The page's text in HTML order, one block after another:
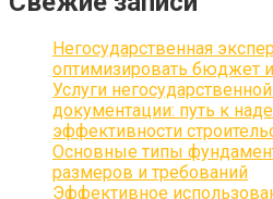
Негосударственная
оптимизировать бюджет и
Услуги
документации: путь к
эффективности
Основные типы
размеров и требований
Эффективное